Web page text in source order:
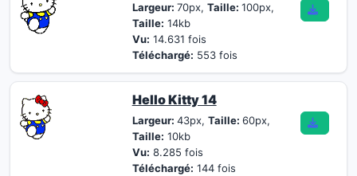
Largeur: 70px, Taille: 100px,
Taille: 14kb
Vu: 14.631 fois
Téléchargé: 553 fois
Hello Kitty 14
Largeur: 43px, Taille: 60px,
Taille: 10kb
Vu: 8.285 fois
Téléchargé: 144 fois